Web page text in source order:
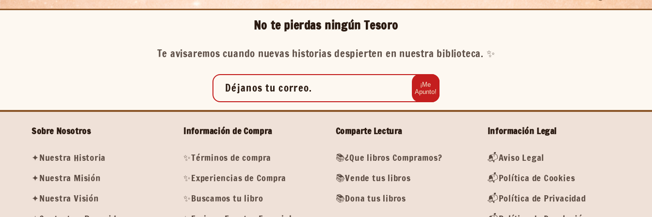
No te pierdas ningún Tesoro
Te avisaremos cuando nuevas historias despierten en nuestra biblioteca. ✨️
Déjanos tu correo.
¡Me
Apunto!
Sobre Nosotros
✦Nuestra Historia
✦Nuestra Misión
✦Nuestra Visión
Información de Compra
✨Términos de compra
✨Experiencias de Compra
✨Buscamos tu libro
Comparte Lectura
📚¿Que libros Compramos?
📚Vende tus libros
📚Dona tus libros
Información Legal
📬Aviso Legal
📬Política de Cookies
📬Política de Privacidad